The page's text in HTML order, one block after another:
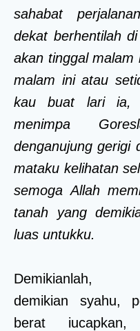
sahabat
dekat berhentilah
akan tinggal malam
malam ini atau
kau buat lari ia,
menimpa
denganujung gerigi
mataku kelihatan
semoga Allah
tanah yang
luas untukku.
Demikianlah,
demikian syahu,
berat